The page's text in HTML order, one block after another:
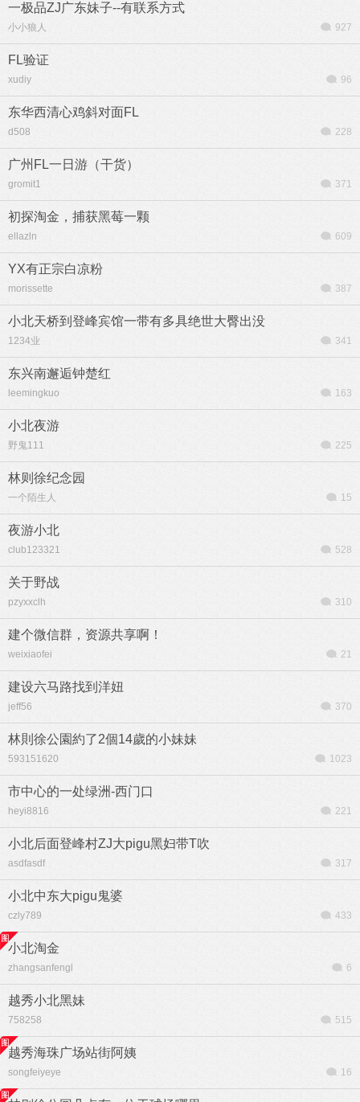
一极品ZJ广东妹子--有联系方式
小小狼人 927
FL验证
xudiy 96
东华西清心鸡斜对面FL
d508 228
广州FL一日游（干货）
gromit1 371
初探淘金，捕获黑莓一颗
ellazln 609
YX有正宗白凉粉
morissette 387
小北天桥到登峰宾馆一带有多具绝世大臀出没
1234业 341
东兴南邂逅钟楚红
leemingkuo 163
小北夜游
野鬼111 225
林则徐纪念园
一个陌生人 15
夜游小北
club123321 528
关于野战
pzyxxclh 310
建个微信群，资源共享啊！
weixiaofei 21
建设六马路找到洋妞
jeff56 370
林則徐公園約了2個14歲的小妹妹
593151620 1023
市中心的一处绿洲-西门口
heyi8816 221
小北后面登峰村ZJ大pigu黑妇带T吹
asdfasdf 317
小北中东大pigu鬼婆
czly789 433
小北淘金
zhangsanfengl 6
越秀小北黑妹
758258 515
越秀海珠广场站街阿姨
songfeiyeye 16